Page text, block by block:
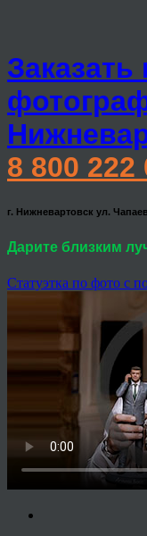
Заказать
8 800 222
г. Нижневартовск ул.
Дарите близким
Статуэтка по фото с